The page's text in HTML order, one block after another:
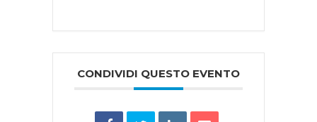
CONDIVIDI QUESTO EVENTO